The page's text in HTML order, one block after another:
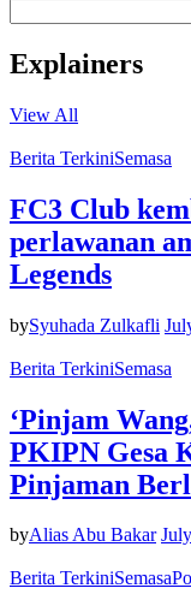
Explainers
View All
Berita TerkiniSemasa
FC3 Club
perlawanan
Legends
bySyuhada Zulkafli
Berita TerkiniSemasa
‘Pinjam
PKIPN Gesa
Pinjaman
byAlias Abu Bakar
Berita TerkiniSemasa